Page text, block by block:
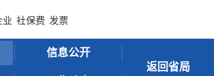
业 社保费 发票
信息公开
返回省局